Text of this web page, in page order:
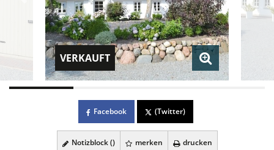
VERKAUFT
Facebook (Twitter)
Notizblock () merken drucken